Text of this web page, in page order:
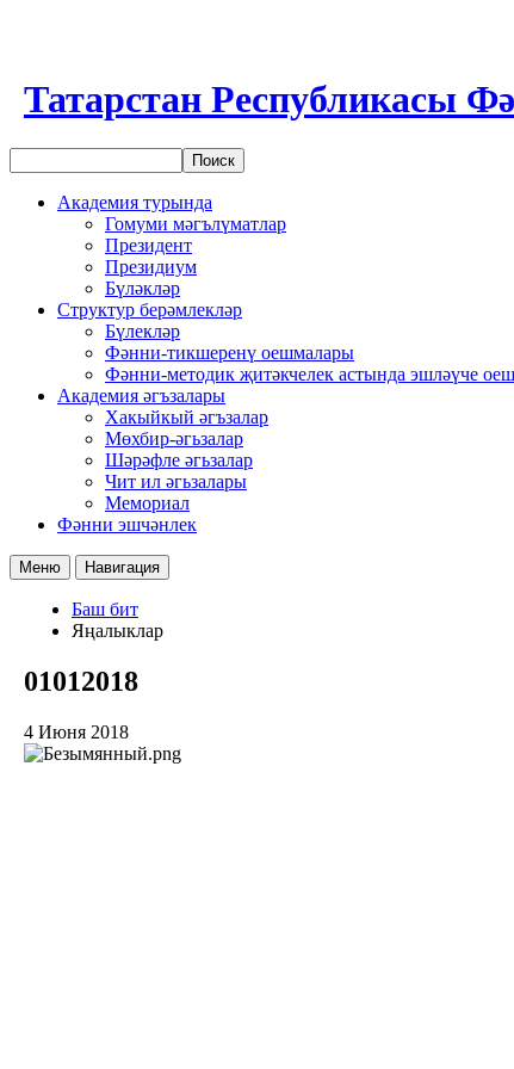
Татарстан Республикасы
Академия турында
Гомуми мәгълүматлар
Президент
Президиум
Бүләкләр
Структур берәмлекләр
Бүлекләр
Фәнни-тикшеренү оешмалары
Фәнни-методик җитәкчелек астында эшләүче
Академия әгъзалары
Хакыйкый әгъзалар
Мөхбир-әгьзалар
Шәрәфле әгьзалар
Чит ил әгьзалары
Мемориал
Фәнни эшчәнлек
Меню Навигация
Баш бит
Яңалыклар
01012018
4 Июня 2018